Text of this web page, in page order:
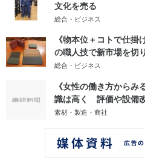
文化を売る
総合・ビジネス
《物本位＋コトで仕
の職人技で新市場を切
総合・ビジネス
《女性の働き方から
識は高く 評価や設備
素材・製造・商社